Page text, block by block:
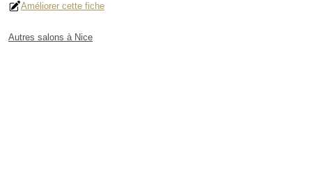
Améliorer cette fiche
Autres salons à Nice